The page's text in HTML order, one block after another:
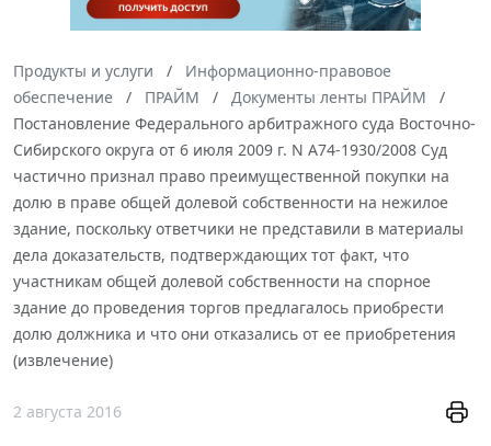
Продукты и услуги
Информационно-правовое
обеспечение
ПРАЙМ
Документы ленты ПРАЙМ
Постановление Федерального арбитражного суда Восточно-
Сибирского округа от 6 июля 2009 г. N А74-1930/2008 Суд
частично признал право преимущественной покупки на
долю в праве общей долевой собственности на нежилое
здание, поскольку ответчики не представили в материалы
дела доказательств, подтверждающих тот факт, что
участникам общей долевой собственности на спорное
здание до проведения торгов предлагалось приобрести
долю должника и что они отказались от ее приобретения
(извлечение)
2 августа 2016